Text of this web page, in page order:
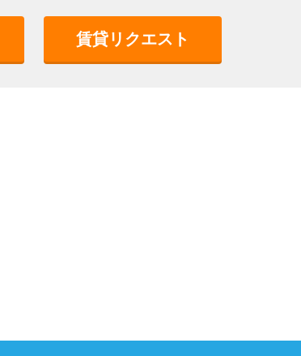
賃貸リクエスト